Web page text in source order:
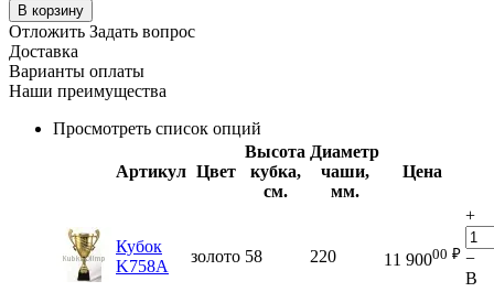
В корзину
Отложить Задать вопрос
Доставка
Варианты оплаты
Наши преимущества
Просмотреть список опций
Артикул Цвет
Высота
кубка,
см.
Диаметр
чаши,
мм.
Цена
Кубок
K758A
золото 58 220 11 90000 ₽
+
−
В